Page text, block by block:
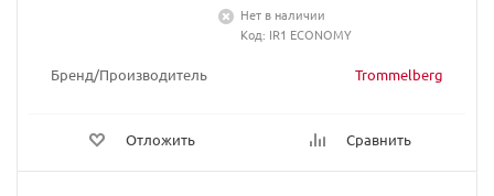
Бренд/Производитель Trommelberg
Отложить Сравнить
Нет в наличии
Код: IR1 ECONOMY